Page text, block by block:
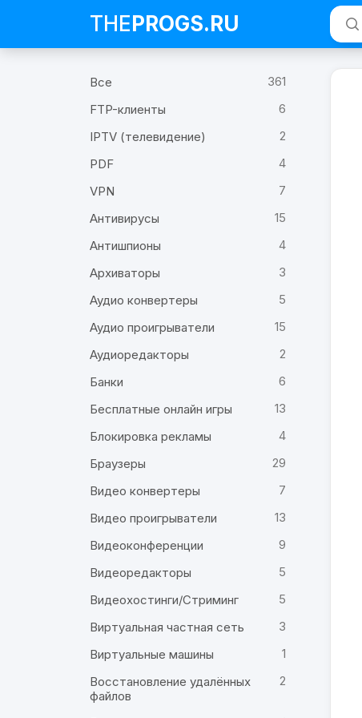
THEPROGS.RU
Все
361
FTP-клиенты
6
IPTV (телевидение)
2
PDF
4
VPN
7
Антивирусы
15
Антишпионы
4
Архиваторы
3
Аудио конвертеры
5
Аудио проигрыватели
15
Аудиоредакторы
2
Банки
6
Бесплатные онлайн игры
13
Блокировка рекламы
4
Браузеры
29
Видео конвертеры
7
Видео проигрыватели
13
Видеоконференции
9
Видеоредакторы
5
Видеохостинги/Стриминг
5
Виртуальная частная сеть
3
Виртуальные машины
1
Восстановление удалённых
файлов
2